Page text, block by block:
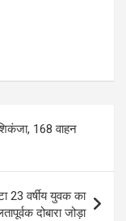
168 वाहन
23 वर्षीय युवक का
दोबारा जोड़ा